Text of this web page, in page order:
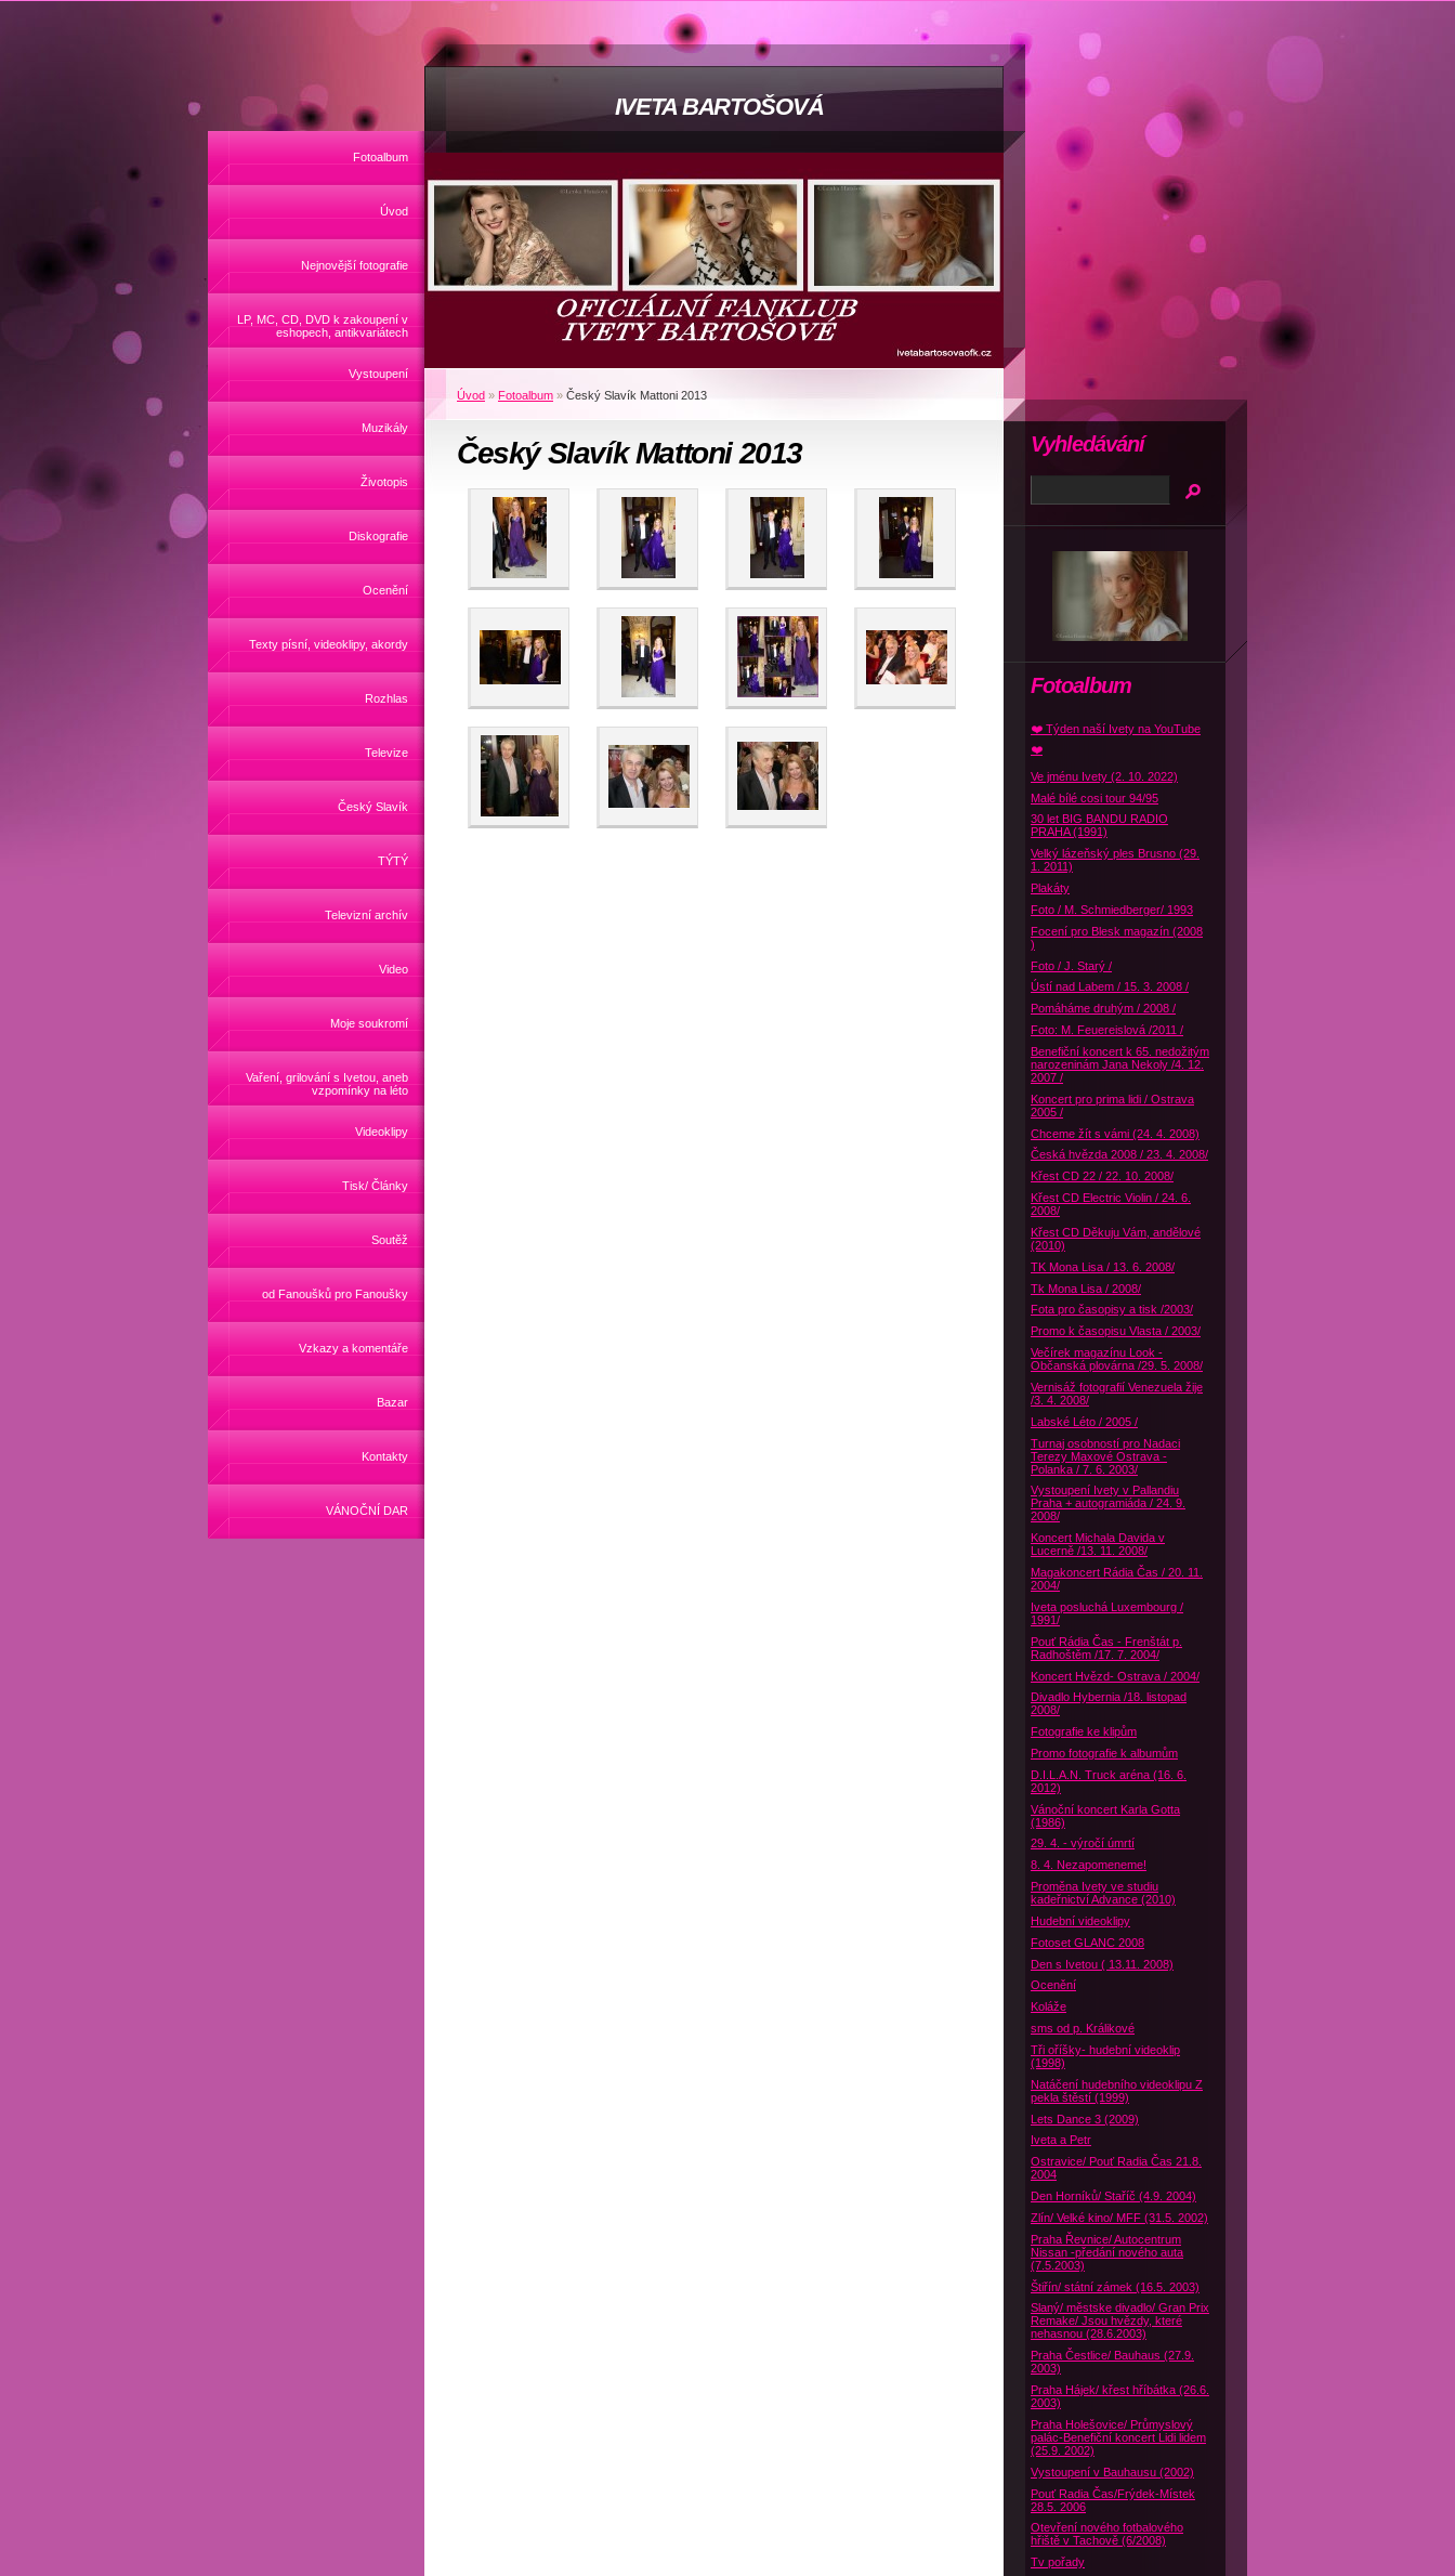
IVETA BARTOŠOVÁ
Fotoalbum
Úvod
Nejnovější fotografie
LP, MC, CD, DVD k zakoupení v
eshopech, antikvariátech
Vystoupení
Muzikály
Životopis
Diskografie
Ocenění
Texty písní, videoklipy, akordy
Rozhlas
Televize
Český Slavík
TÝTÝ
Televizní archív
Video
Moje soukromí
Vaření, grilování s Ivetou, aneb
vzpomínky na léto
Videoklipy
Tisk/ Články
Soutěž
od Fanoušků pro Fanoušky
Vzkazy a komentáře
Bazar
Kontakty
VÁNOČNÍ DAR
Úvod » Fotoalbum » Český Slavík Mattoni 2013
Český Slavík Mattoni 2013
Fotoalbum
❤️ Týden naší Ivety na YouTube
❤️
Ve jménu Ivety (2. 10. 2022)
Malé bílé cosi tour 94/95
30 let BIG BANDU RADIO
PRAHA (1991)
Velký lázeňský ples Brusno (29.
1. 2011)
Plakáty
Foto / M. Schmiedberger/ 1993
Focení pro Blesk magazín (2008
)
Foto / J. Starý /
Ústí nad Labem / 15. 3. 2008 /
Pomáháme druhým / 2008 /
Foto: M. Feuereislová /2011 /
Benefiční koncert k 65. nedožitým
narozeninám Jana Nekoly /4. 12.
2007 /
Koncert pro prima lidi / Ostrava
2005 /
Chceme žít s vámi (24. 4. 2008)
Česká hvězda 2008 / 23. 4. 2008/
Křest CD 22 / 22. 10. 2008/
Křest CD Electric Violin / 24. 6.
2008/
Křest CD Děkuju Vám, andělové
(2010)
TK Mona Lisa / 13. 6. 2008/
Tk Mona Lisa / 2008/
Fota pro časopisy a tisk /2003/
Promo k časopisu Vlasta / 2003/
Večírek magazínu Look -
Občanská plovárna /29. 5. 2008/
Vernisáž fotografií Venezuela žije
/3. 4. 2008/
Labské Léto / 2005 /
Turnaj osobností pro Nadaci
Terezy Maxové Ostrava -
Polanka / 7. 6. 2003/
Vystoupení Ivety v Pallandiu
Praha + autogramiáda / 24. 9.
2008/
Koncert Michala Davida v
Lucerně /13. 11. 2008/
Magakoncert Rádia Čas / 20. 11.
2004/
Iveta posluchá Luxembourg /
1991/
Pouť Rádia Čas - Frenštát p.
Radhoštěm /17. 7. 2004/
Koncert Hvězd- Ostrava / 2004/
Divadlo Hybernia /18. listopad
2008/
Fotografie ke klipům
Promo fotografie k albumům
D.I.L.A.N. Truck aréna (16. 6.
2012)
Vánoční koncert Karla Gotta
(1986)
29. 4. - výročí úmrtí
8. 4. Nezapomeneme!
Proměna Ivety ve studiu
kadeřnictví Advance (2010)
Hudební videoklipy
Fotoset GLANC 2008
Den s Ivetou ( 13.11. 2008)
Ocenění
Koláže
sms od p. Králikové
Tři oříšky- hudební videoklip
(1998)
Natáčení hudebního videoklipu Z
pekla štěstí (1999)
Lets Dance 3 (2009)
Iveta a Petr
Ostravice/ Pouť Radia Čas 21.8.
2004
Den Horníků/ Staříč (4.9. 2004)
Zlín/ Velké kino/ MFF (31.5. 2002)
Praha Řevnice/ Autocentrum
Nissan -předání nového auta
(7.5.2003)
Štiřín/ státní zámek (16.5. 2003)
Slaný/ městske divadlo/ Gran Prix
Remake/ Jsou hvězdy, které
nehasnou (28.6.2003)
Praha Čestlice/ Bauhaus (27.9.
2003)
Praha Hájek/ křest hříbátka (26.6.
2003)
Praha Holešovice/ Průmyslový
palác-Benefiční koncert Lidi lidem
(25.9. 2002)
Vystoupení v Bauhausu (2002)
Pouť Radia Čas/Frýdek-Místek
28.5. 2006
Otevření nového fotbalového
hřiště v Tachově (6/2008)
Tv pořady
Vyhledávání